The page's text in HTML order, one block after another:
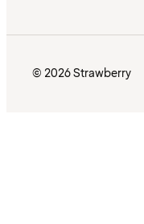
© 2026 Strawberry